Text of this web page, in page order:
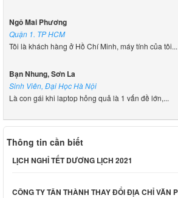
Ngô Mai Phương
Quận 1. TP HCM
Tôi là khách hàng ở Hồ Chí Minh, máy tính của tôi...
Bạn Nhung, Sơn La
Sinh Viên, Đại Học Hà Nội
Là con gái khi laptop hỏng quả là 1 vấn đề lớn,...
Thông tin cần biết
LỊCH NGHỈ TẾT DƯƠNG LỊCH 2021
CÔNG TY TÂN THÀNH THAY ĐỔI ĐỊA CHỈ VĂN